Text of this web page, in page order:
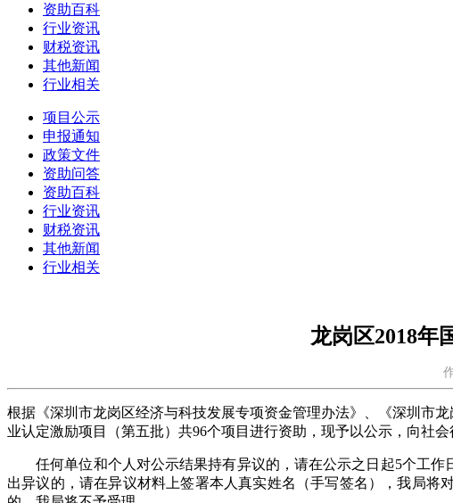
资助百科
行业资讯
财税资讯
其他新闻
行业相关
项目公示
申报通知
政策文件
资助问答
资助百科
行业资讯
财税资讯
其他新闻
行业相关
龙岗区2018年
根据《深圳市龙岗区经济与科技发展专项资金管理办法》、《深圳市
业认定激励项目（第五批）共96个项目进行资助，现予以公示，向社会
任何单位和个人对公示结果持有异议的，请在公示之日起5个工作
出异议的，请在异议材料上签署本人真实姓名（手写签名），我局